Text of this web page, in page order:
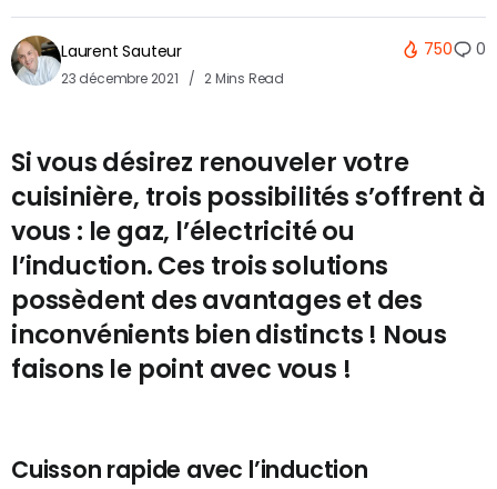
Laurent Sauteur
23 décembre 2021 2 Mins Read
750 0
Si vous désirez renouveler votre
cuisinière, trois possibilités s’offrent à
vous : le gaz, l’électricité ou
l’induction. Ces trois solutions
possèdent des avantages et des
inconvénients bien distincts ! Nous
faisons le point avec vous !
Cuisson rapide avec l’induction